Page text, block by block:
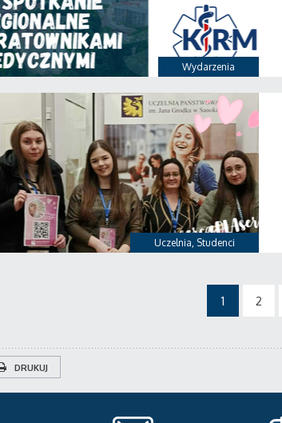
Wydarzenia
Uczelnia, Studenci
1 2
DRUKUJ